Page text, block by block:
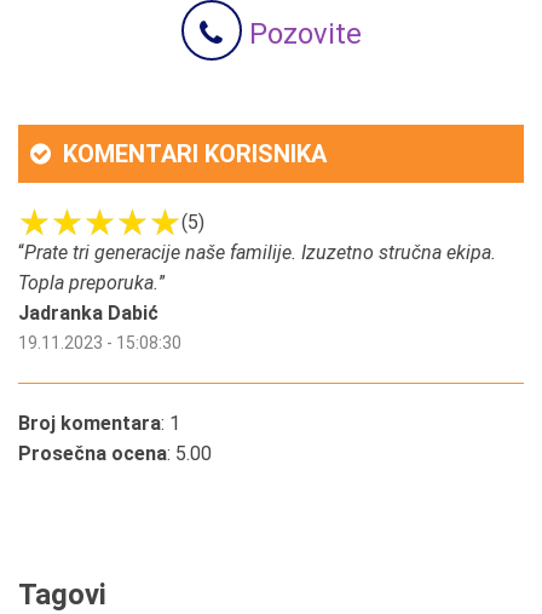
Pozovite
KOMENTARI KORISNIKA
(5)
“Prate tri generacije naše familije. Izuzetno stručna ekipa.
Topla preporuka.”
Jadranka Dabić
19.11.2023 - 15:08:30
Broj komentara: 1
Prosečna ocena: 5.00
Tagovi